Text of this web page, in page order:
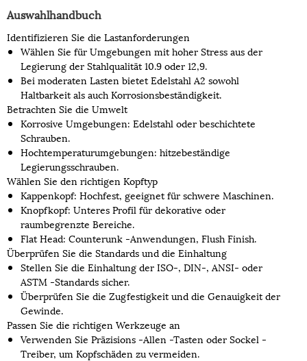
Auswahlhandbuch
Identifizieren Sie die Lastanforderungen
Wählen Sie für Umgebungen mit hoher Stress aus der
Legierung der Stahlqualität 10.9 oder 12,9.
Bei moderaten Lasten bietet Edelstahl A2 sowohl
Haltbarkeit als auch Korrosionsbeständigkeit.
Betrachten Sie die Umwelt
Korrosive Umgebungen: Edelstahl oder beschichtete
Schrauben.
Hochtemperaturumgebungen: hitzebeständige
Legierungsschrauben.
Wählen Sie den richtigen Kopftyp
Kappenkopf: Hochfest, geeignet für schwere Maschinen.
Knopfkopf: Unteres Profil für dekorative oder
raumbegrenzte Bereiche.
Flat Head: Counterunk -Anwendungen, Flush Finish.
Überprüfen Sie die Standards und die Einhaltung
Stellen Sie die Einhaltung der ISO-, DIN-, ANSI- oder
ASTM -Standards sicher.
Überprüfen Sie die Zugfestigkeit und die Genauigkeit der
Gewinde.
Passen Sie die richtigen Werkzeuge an
Verwenden Sie Präzisions -Allen -Tasten oder Sockel -
Treiber, um Kopfschäden zu vermeiden.